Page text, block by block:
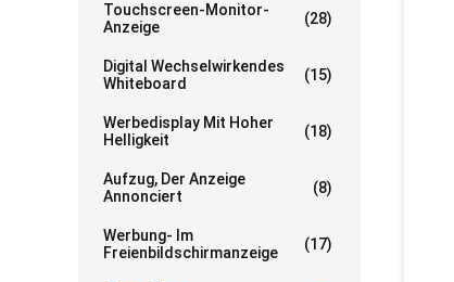
Touchscreen-Monitor-
Anzeige
(28)
Digital Wechselwirkendes
Whiteboard
(15)
Werbedisplay Mit Hoher
Helligkeit
(18)
Aufzug, Der Anzeige
Annonciert
(8)
Werbung- Im
Freienbildschirmanzeige
(17)